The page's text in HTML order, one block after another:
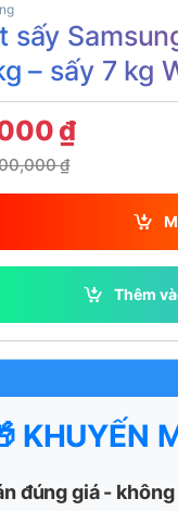
sấy
– sấy 7 kg
₫
₫
Thêm
KHUYẾN
đúng giá -